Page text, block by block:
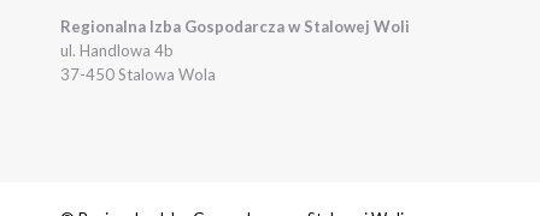
Regionalna Izba Gospodarcza w Stalowej Woli
ul. Handlowa 4b
37-450 Stalowa Wola